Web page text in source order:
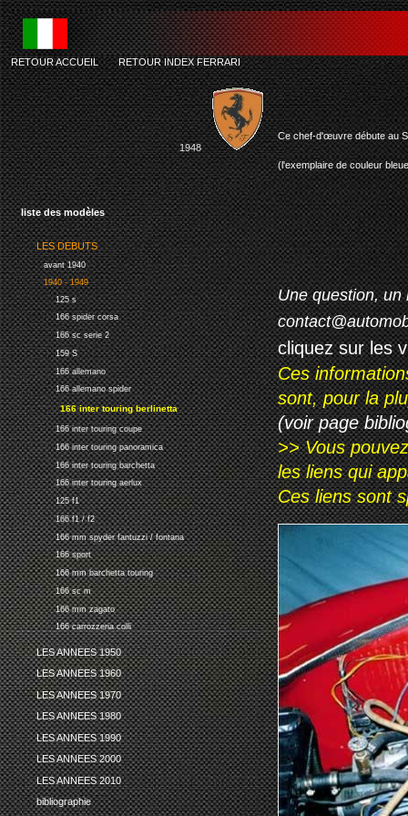
liste des modèles
LES DEBUTS
avant 1940
1940 - 1949
125 s
166 spider corsa
166 sc serie 2
159 S
166 allemano
166 allemano spider
166 inter touring berlinetta
166 inter touring coupe
166 inter touring panoramica
166 inter touring barchetta
166 inter touring aerlux
125 f1
166 f1 / f2
166 mm spyder fantuzzi / fontana
166 sport
166 mm barchetta touring
166 sc m
166 mm zagato
166 carrozzeria colli
LES ANNEES 1950
LES ANNEES 1960
LES ANNEES 1970
LES ANNEES 1980
LES ANNEES 1990
LES ANNEES 2000
LES ANNEES 2010
bibliographie
RETOUR ACCUEIL-RETOUR INDEX FERRARI
1948
Ce chef-d'œuvre débute au
(l'exemplaire de couleur
Une question, un
cliquez sur les
Ces
sont, pour la
(voir page
>> Vous
les liens qui
Ces liens sont